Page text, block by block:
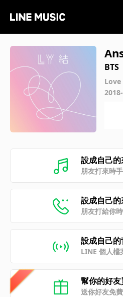
lf
BTS
設成自己
朋友打來時
設成自己
朋友打給你
設成自己
LINE 個人檔
幫你的好
送你好友免